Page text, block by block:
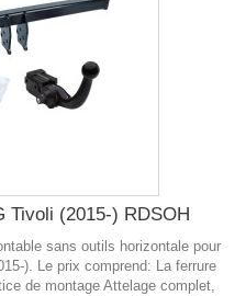
Tivoli (2015-) RDSOH
sans outils horizontale pour
). Le prix comprend: La ferrure
de montage Attelage complet,